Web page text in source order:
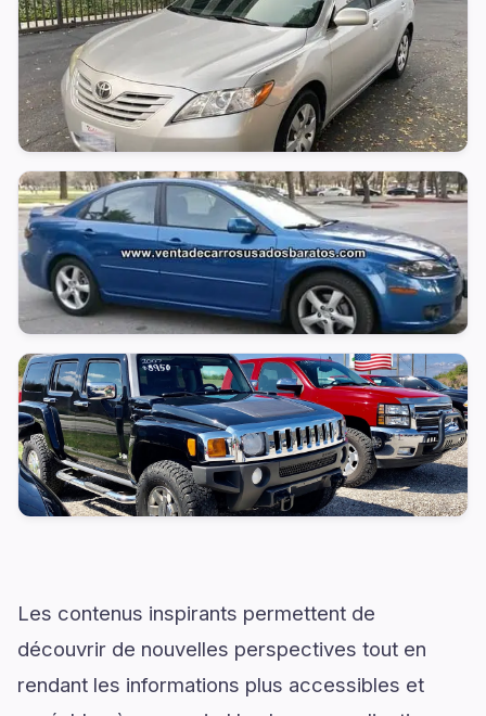
Les contenus inspirants permettent de
découvrir de nouvelles perspectives tout en
rendant les informations plus accessibles et